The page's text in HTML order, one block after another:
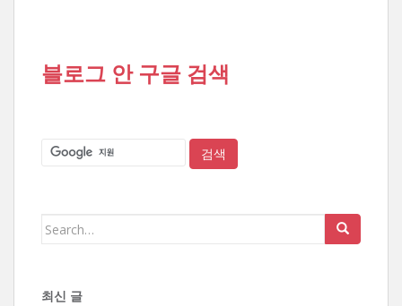
블로그 안 구글 검색
Search
최신 글